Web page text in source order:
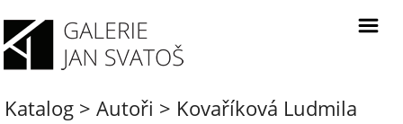
Katalog > Autoři > Kovaříková Ludmila